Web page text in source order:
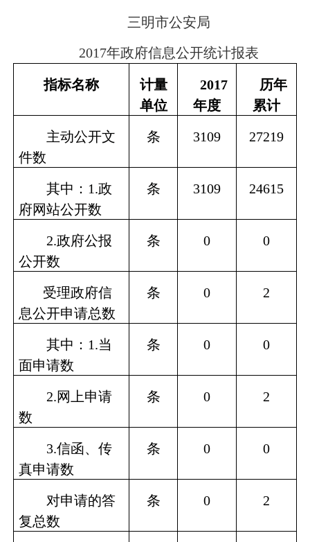
三明市公安局
2017年政府信息公开统计报表
指标名称
计量
单位
2017
年度
历年
累计
主动公开文
件数
条 3109 27219
其中： 1.政
府网站公开数
条 3109 24615
2.政府公报
公开数
条 0 0
受理政府信
息公开申请总数
条 0 2
其中： 1.当
面申请数
条 0 0
2.网上申请
数
条 0 2
3.信函、传
真申请数
条 0 0
对申请的答
复总数
条 0 2